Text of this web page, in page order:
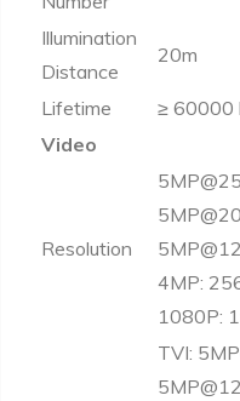
Illumination
Distance
20m
Lifetime
≥ 60000
Video
Resolution
4MP:
1080P:
TVI: